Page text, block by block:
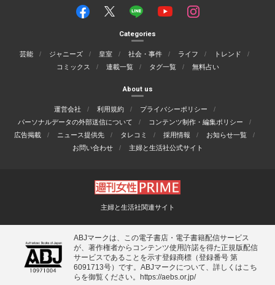
Categories
芸能 ジャニーズ 皇室 社会・事件 ライフ
トレンド
コミックス
連載一覧 タグ一覧 無料占い
About us
運営会社 利用規約
プライバシーポリシー
パーソナルデータの外部送信について
コンテンツ制作・編集ポリシー
広告掲載
ニュース提供先 タレコミ 採用情報
お知らせ一覧
お問い合わせ
主婦と生活社公式サイト
主婦と生活社関連サイト
ABJマークは、この電子書店・電子書籍配信サービス
が、著作権者からコンテンツ使用許諾を得た正規版配信
サービスであることを示す登録商標（登録番号 第
6091713号）です。ABJマークについて、詳しくはこち
らを御覧ください。 https://aebs.or.jp/